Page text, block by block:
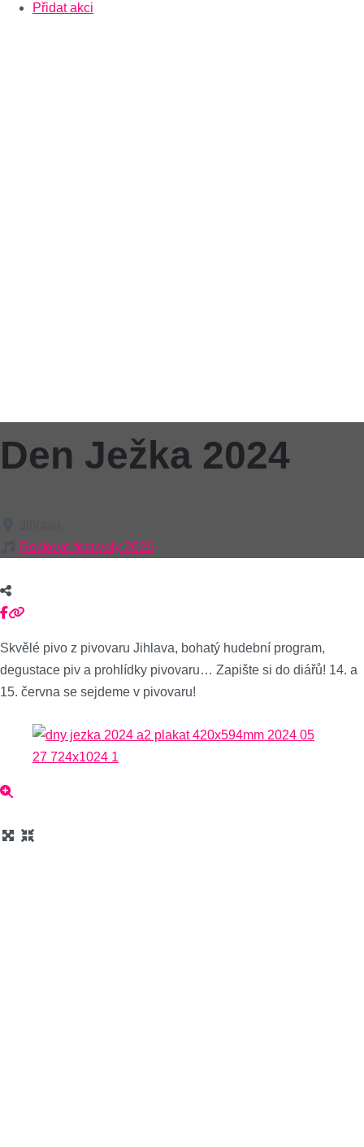
Přidat akci
Den Ježka 2024
Rockové festivaly 2026
Skvělé pivo z pivovaru Jihlava, bohatý hudební program,
degustace piv a prohlídky pivovaru… Zapište si do diářů! 14. a
15. června se sejdeme v pivovaru!